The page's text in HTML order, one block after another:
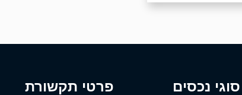
סוגי נכסים פרטי תקשורת